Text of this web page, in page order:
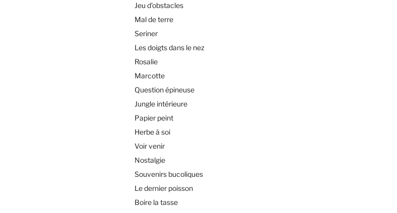
Jeu d’obstacles
Mal de terre
Seriner
Les doigts dans le nez
Rosalie
Marcotte
Question épineuse
Jungle intérieure
Papier peint
Herbe à soi
Voir venir
Nostalgie
Souvenirs bucoliques
Le dernier poisson
Boire la tasse